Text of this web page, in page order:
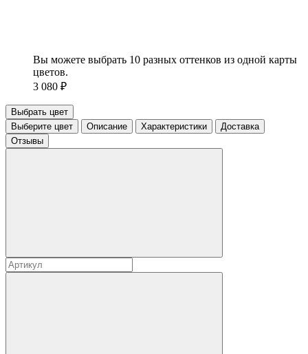
Вы можете выбрать 10 разных оттенков из одной карты
цветов.
3 080 ₽
Выбрать цвет
Выберите цвет
Описание Характеристики
Доставка
Отзывы